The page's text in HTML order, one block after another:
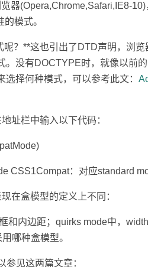
器(Opera,Chrome,Safari,IE8-
模式。
？**这也引出了DTD声明，浏
。没有DOCTYPE时，就像以前
择何种模式，可以参考此文：
址栏中输入以下代码：
CSS1Compat：对应standard
在盒模型的定义上不同：
和内边距；quirks mode中，
哪种盒模型。
参见这两篇文章：